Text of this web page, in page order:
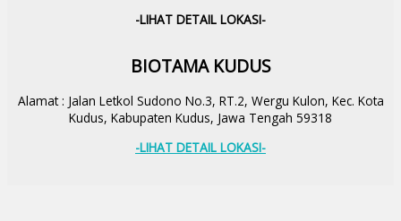
-LIHAT DETAIL LOKASI-
BIOTAMA KUDUS
Alamat : Jalan Letkol Sudono No.3, RT.2, Wergu Kulon, Kec. Kota
Kudus, Kabupaten Kudus, Jawa Tengah 59318
-LIHAT DETAIL LOKASI-